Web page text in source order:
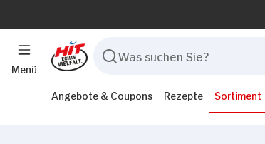
Menü
Angebote & Coupons Rezepte Sortiment